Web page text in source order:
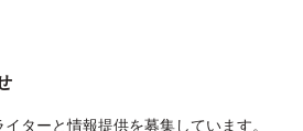
ターと情報提供を募集しています。